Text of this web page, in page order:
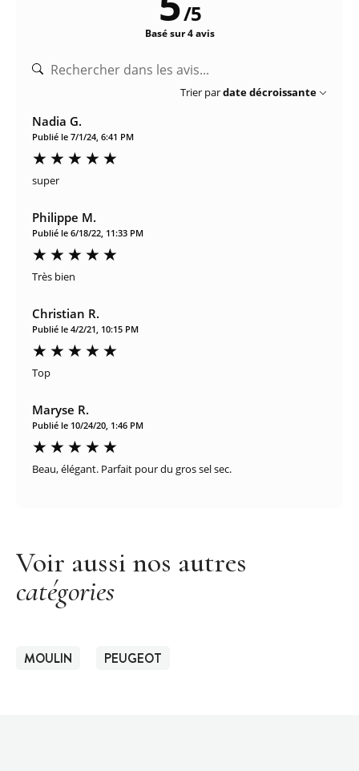
/5
Basé sur 4 avis
Trier pardate décroissante
Nadia G.
Publié le 7/1/24, 6:41 PM
super
Philippe M.
Publié le 6/18/22, 11:33 PM
Très bien
Christian R.
Publié le 4/2/21, 10:15 PM
Top
Maryse R.
Publié le 10/24/20, 1:46 PM
Beau, élégant. Parfait pour du gros sel sec.
Voir aussi nos autres
catégories
MOULIN PEUGEOT